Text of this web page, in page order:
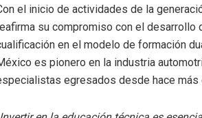
el inicio de actividades de la
su compromiso con el desarrollo
en el modelo de formación
es pionero en la industria
egresados desde hace más